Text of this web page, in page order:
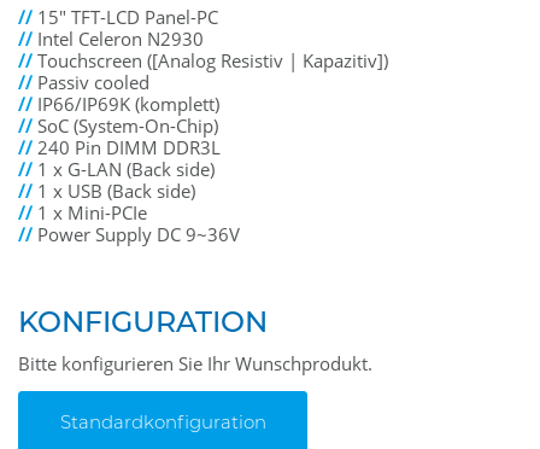
// 15" TFT-LCD Panel-PC
// Intel Celeron N2930
//Touchscreen ([Analog Resistiv | Kapazitiv])
// Passiv cooled
// IP66/IP69K (komplett)
//SoC (System-On-Chip)
//240 Pin DIMM DDR3L
// 1 x G-LAN (Back side)
// 1 x USB (Back side)
// 1 x Mini-PCIe
// Power Supply DC 9~36V
KONFIGURATION
Bitte konfigurieren Sie Ihr Wunschprodukt.
Standardkonfiguration